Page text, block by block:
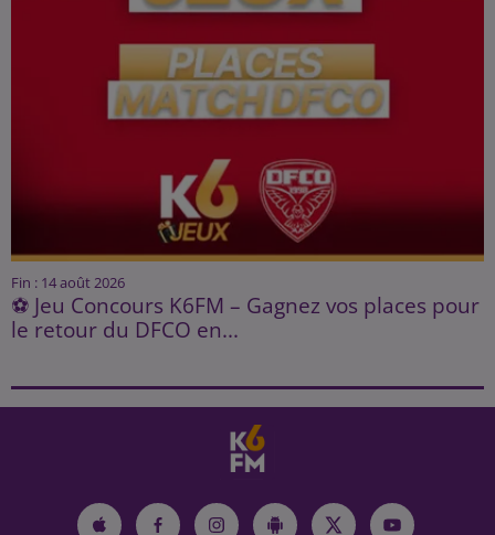
Fin : 14 août 2026
⚽ Jeu Concours K6FM – Gagnez vos places pour
le retour du DFCO en...